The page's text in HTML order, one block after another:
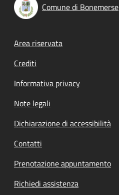
Comune di Bonemerse
Footer menu
Area riservata
Crediti
Informativa privacy
Note legali
Dichiarazione di accessibilità
Contatti
Prenotazione appuntamento
Richiedi assistenza